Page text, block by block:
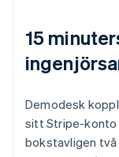
15
Demodesk
sitt Stripe-konto
bokstavligen